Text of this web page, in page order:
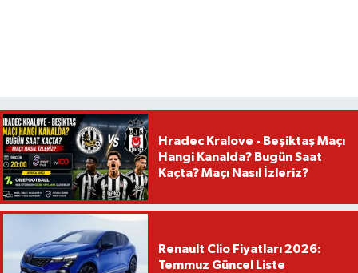
Hradec Kralove - Beşiktaş Maçı
Hangi Kanalda? Bugün Saat
Kaçta? Maçı Nasıl İzleriz?
Renault Clio Fiyatları 2026:
Temmuz Güncel Liste